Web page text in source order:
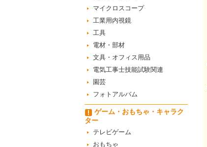
マイクロスコープ
工業用内視鏡
工具
電材・部材
文具・オフィス用品
電気工事士技能試験関連
園芸
フォトアルバム
ゲーム・おもちゃ・キャラク
ター
テレビゲーム
おもちゃ